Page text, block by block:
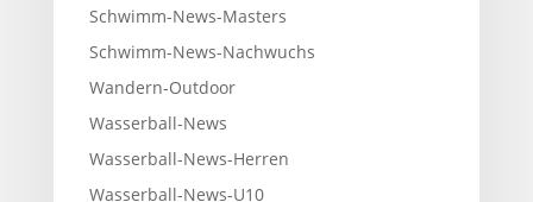
Schwimm-News-Masters
Schwimm-News-Nachwuchs
Wandern-Outdoor
Wasserball-News
Wasserball-News-Herren
Wasserball-News-U10